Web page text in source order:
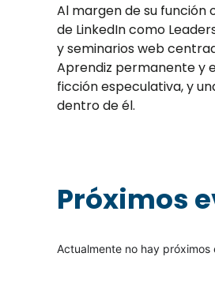
Al margen de su
de LinkedIn como
y seminarios web
Aprendiz permanente y
ficción especulativa, y
dentro de él.
Próximos
Actualmente no hay próximos